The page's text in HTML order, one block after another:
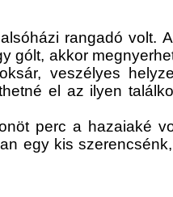
rangadó volt.
gólt, akkor
veszélyes
el az ilyen
perc a hazaiaké
egy kis